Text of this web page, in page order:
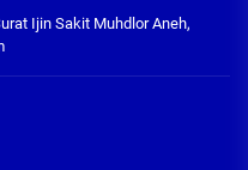
Ijin Sakit Muhdlor Aneh,